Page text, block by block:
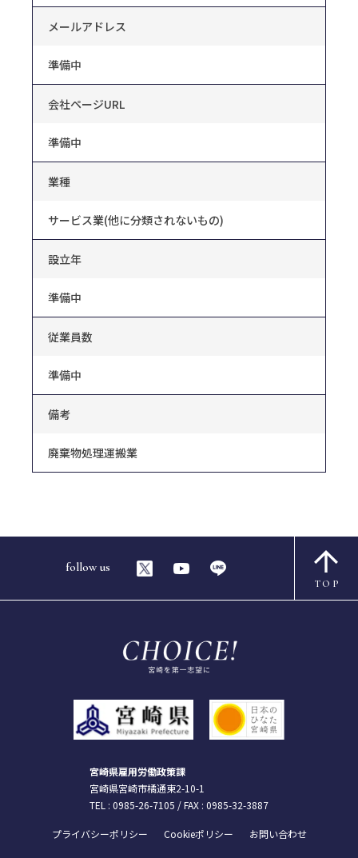
メールアドレス
準備中
会社ページURL
準備中
業種
サービス業(他に分類されないもの)
設立年
準備中
従業員数
準備中
備考
廃棄物処理運搬業
follow us
TOP
宮崎県雇用労働政策課
宮崎県宮崎市橘通東2-10-1
TEL : 0985-26-7105 / FAX : 0985-32-3887
お問い合わせ
Cookieポリシー
プライバシーポリシー